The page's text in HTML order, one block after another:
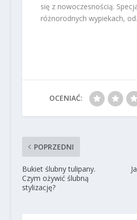
się z nowoczesnością.
różnorodnych wypiekach,
OCENIAĆ:
POPRZEDNI
Bukiet ślubny tulipany.
Czym ożywić ślubną
stylizację?